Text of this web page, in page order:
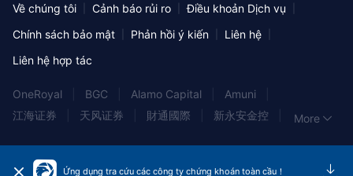
Về chúng tôi Cảnh báo rủi ro Điều khoản Dịch vụ
Chính sách bảo mật Phản hồi ý kiến Liên hệ
Liên hệ hợp tác
OneRoyal BGC Alamo Capital Amuni
江海证券
天风证券 財通國際 新永安金控
Global Investment Strategy
More
Ứng dụng tra cứu các công ty chứng khoán toàn cầu！